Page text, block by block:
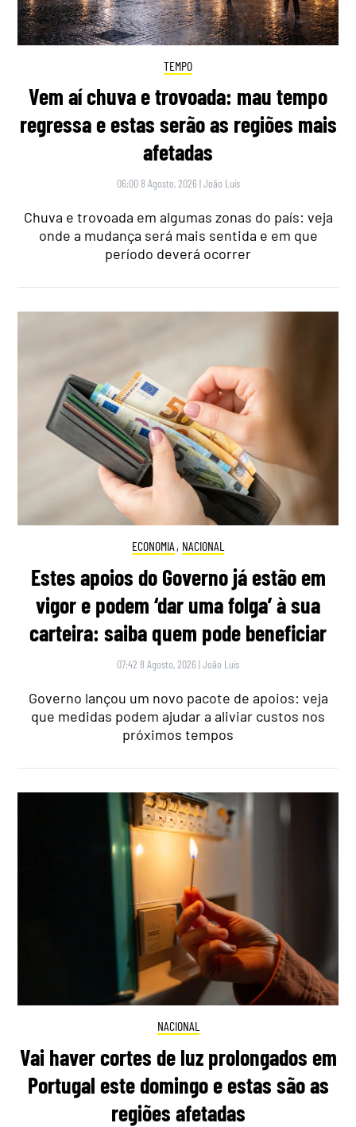
TEMPO
Vem aí chuva e trovoada: mau tempo
regressa e estas serão as regiões mais
afetadas
06:00 8 Agosto, 2026 |João Luís
Chuva e trovoada em algumas zonas do país: veja
onde a mudança será mais sentida e em que
período deverá ocorrer
ECONOMIA , NACIONAL
Estes apoios do Governo já estão em
vigor e podem ‘dar uma folga’ à sua
carteira: saiba quem pode beneficiar
07:42 8 Agosto, 2026 |João Luís
Governo lançou um novo pacote de apoios: veja
que medidas podem ajudar a aliviar custos nos
próximos tempos
NACIONAL
Vai haver cortes de luz prolongados em
Portugal este domingo e estas são as
regiões afetadas